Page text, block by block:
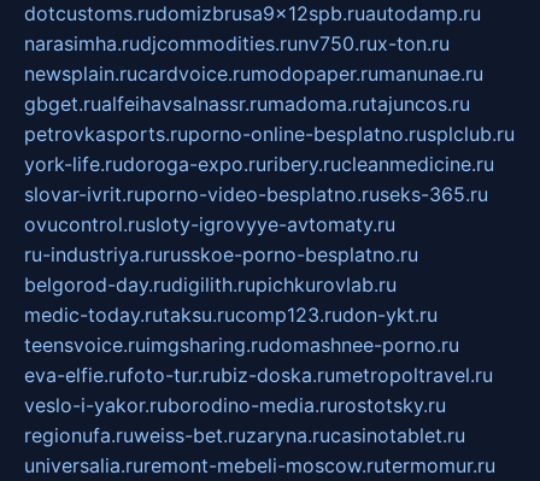
dotcustoms.rudomizbrusa9x12spb.ruautodamp.ru
narasimha.rudjcommodities.runv750.rux-ton.ru
newsplain.rucardvoice.rumodopaper.rumanunae.ru
gbget.rualfeihavsalnassr.rumadoma.rutajuncos.ru
petrovkasports.ruporno-online-besplatno.rusplclub.ru
york-life.rudoroga-expo.ruribery.rucleanmedicine.ru
slovar-ivrit.ruporno-video-besplatno.ruseks-365.ru
ovucontrol.rusloty-igrovyye-avtomaty.ru
ru-industriya.rurusskoe-porno-besplatno.ru
belgorod-day.rudigilith.rupichkurovlab.ru
medic-today.rutaksu.rucomp123.rudon-ykt.ru
teensvoice.ruimgsharing.rudomashnee-porno.ru
eva-elfie.rufoto-tur.rubiz-doska.rumetropoltravel.ru
veslo-i-yakor.ruborodino-media.rurostotsky.ru
regionufa.ruweiss-bet.ruzaryna.rucasinotablet.ru
universalia.ruremont-mebeli-moscow.rutermomur.ru